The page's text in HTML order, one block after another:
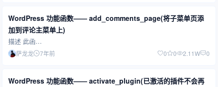
WordPress 功能函数—— add_comments_page(将子菜单页添
加到评论主菜单上)
描述 此函…
萨龙龙 7年前 0 0 2.11W 0
WordPress 功能函数—— activate_plugin(已激活的插件不会再